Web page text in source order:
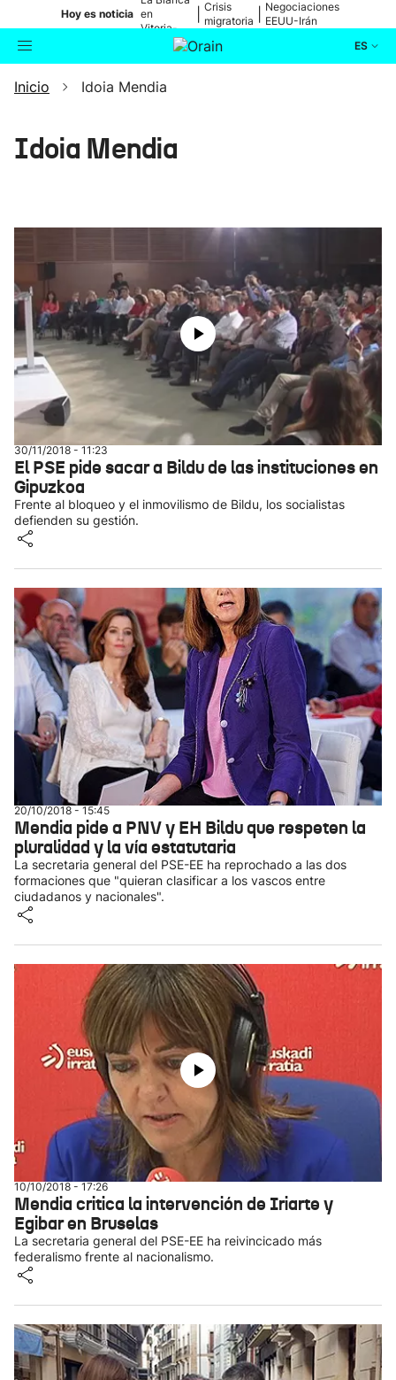
Hoy es noticia en
Vitoria-
Gasteiz
Crisis
migratoria
Negociaciones
EEUU-Irán
ES
Buscador
Ikusmiran
Eguraldia
Inicio Idoia Mendia
Idoia Mendia
30/11/2018 - 11:23
El PSE pide sacar a Bildu de las instituciones en
Gipuzkoa
Frente al bloqueo y el inmovilismo de Bildu, los socialistas
defienden su gestión.
20/10/2018 - 15:45
Mendia pide a PNV y EH Bildu que respeten la
pluralidad y la vía estatutaria
La secretaria general del PSE-EE ha reprochado a las dos
formaciones que "quieran clasificar a los vascos entre
ciudadanos y nacionales".
10/10/2018 - 17:26
Mendia critica la intervención de Iriarte y
Egibar en Bruselas
La secretaria general del PSE-EE ha reivincicado más
federalismo frente al nacionalismo.